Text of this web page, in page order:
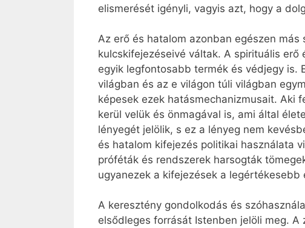
elismerését igényli, vagyis azt, hogy a
Az erő és hatalom azonban egészen
kulcskifejezéseivé váltak. A spirituális
egyik legfontosabb termék és védjegy is.
világban és az e világon túli világban
képesek ezek hatásmechanizmusait. Aki
kerül velük és önmagával is, ami által
lényegét jelölik, s ez a lényeg nem
és hatalom kifejezés politikai használata
próféták és rendszerek harsogták
ugyanezek a kifejezések a
A keresztény gondolkodás és
elsődleges forrását Istenben jelöli meg.